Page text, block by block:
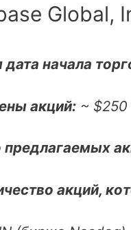
Global,
начала
акций: ~ $250
предлагаемых
акций,